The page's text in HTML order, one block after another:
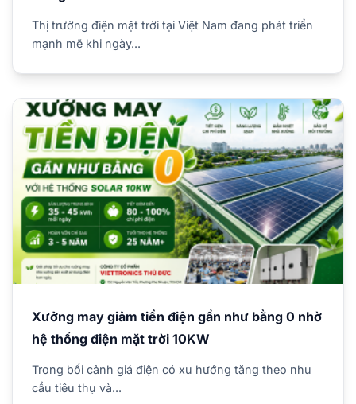
Thị trường điện mặt trời tại Việt Nam đang phát triển
mạnh mẽ khi ngày...
Xưởng may giảm tiền điện gần như bằng 0 nhờ
hệ thống điện mặt trời 10KW
Trong bối cảnh giá điện có xu hướng tăng theo nhu
cầu tiêu thụ và...